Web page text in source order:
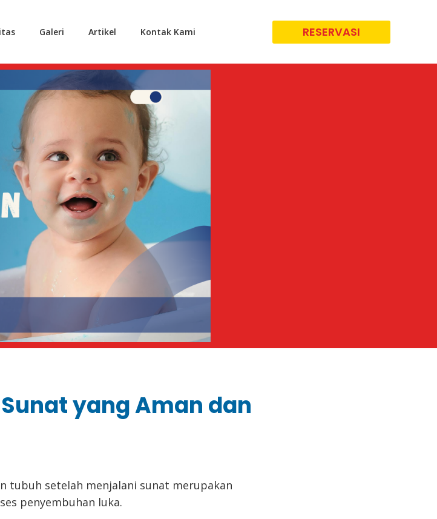
Galeri Artikel Kontak Kami RESERVASI
yang Aman dan
tubuh setelah menjalani sunat merupakan
penyembuhan luka.